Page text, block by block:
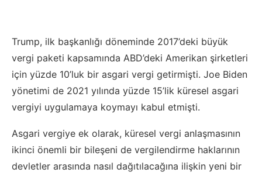
Trump, ilk başkanlığı döneminde 2017’deki büyük
vergi paketi kapsamında ABD’deki Amerikan şirketleri
için yüzde 10’luk bir asgari vergi getirmişti. Joe Biden
yönetimi de 2021 yılında yüzde 15’lik küresel asgari
vergiyi uygulamaya koymayı kabul etmişti.
Asgari vergiye ek olarak, küresel vergi anlaşmasının
ikinci önemli bir bileşeni de vergilendirme haklarının
devletler arasında nasıl dağıtılacağına ilişkin yeni bir